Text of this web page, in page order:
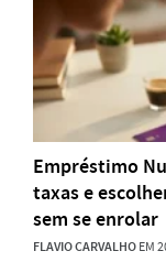
Empréstimo
taxas e
sem se enrolar
FLAVIO CARVALHOEM